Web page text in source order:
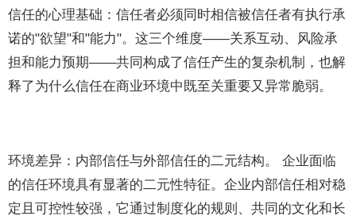
信任的心理基础：信任者必须同时相信被信任者有执行承
诺的"欲望"和"能力"。这三个维度——关系互动、风险承
担和能力预期——共同构成了信任产生的复杂机制，也解
释了为什么信任在商业环境中既至关重要又异常脆弱。
环境差异：内部信任与外部信任的二元结构。 企业面临
的信任环境具有显著的二元性特征。企业内部信任相对稳
定且可控性较强，它通过制度化的规则、共同的文化和长